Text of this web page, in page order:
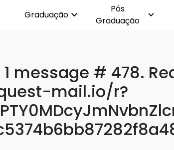
Graduação
Pós
Graduação
message # 478.
mail.io/r?